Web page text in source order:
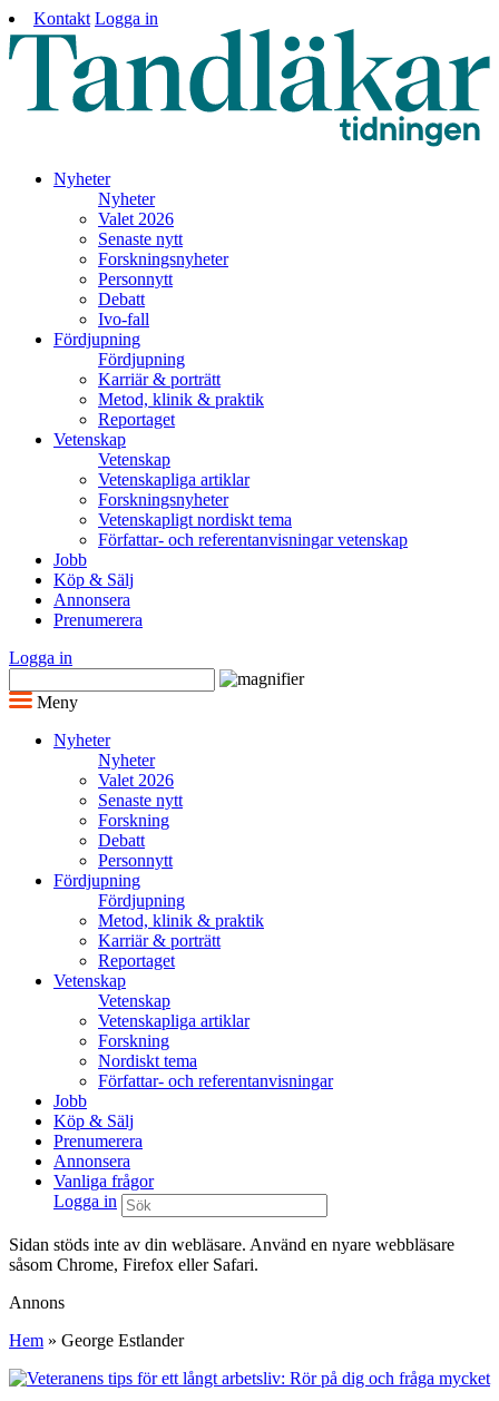
Kontakt Logga in
Nyheter
Nyheter
Valet 2026
Senaste nytt
Forskningsnyheter
Personnytt
Debatt
Ivo-fall
Fördjupning
Fördjupning
Karriär & porträtt
Metod, klinik & praktik
Reportaget
Vetenskap
Vetenskap
Vetenskapliga artiklar
Forskningsnyheter
Vetenskapligt nordiskt tema
Författar- och referentanvisningar vetenskap
Jobb
Köp & Sälj
Annonsera
Prenumerera
Logga in
Meny
Nyheter
Nyheter
Valet 2026
Senaste nytt
Forskning
Debatt
Personnytt
Fördjupning
Fördjupning
Metod, klinik & praktik
Karriär & porträtt
Reportaget
Vetenskap
Vetenskap
Vetenskapliga artiklar
Forskning
Nordiskt tema
Författar- och referentanvisningar
Jobb
Köp & Sälj
Prenumerera
Annonsera
Vanliga frågor
Logga in
Sidan stöds inte av din webläsare. Använd en nyare webbläsare
såsom Chrome, Firefox eller Safari.
Annons
Hem » George Estlander